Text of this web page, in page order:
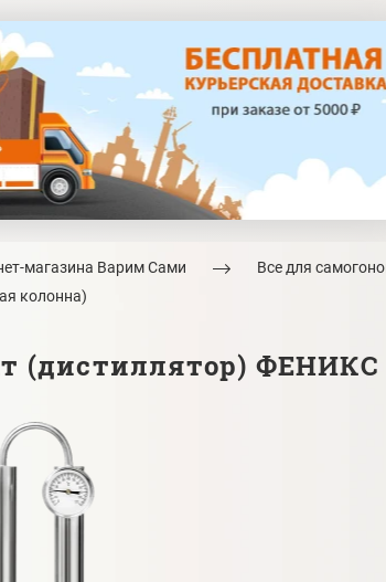
магазина Варим Сами Все для
колонна)
(дистиллятор)